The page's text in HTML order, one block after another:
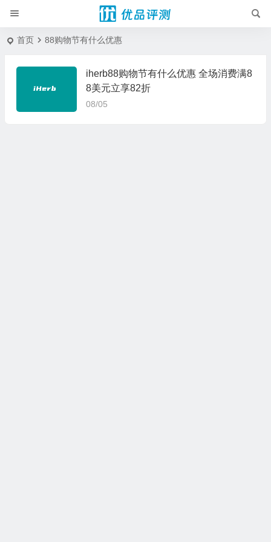
首页 88购物节有什么优惠
iherb88购物节有什么优惠 全场消费满8
8美元立享82折
08/05